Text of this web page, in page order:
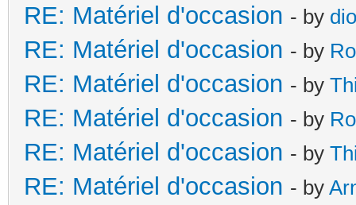
RE: Matériel d'occasion - by
RE: Matériel d'occasion - by
RE: Matériel d'occasion - by
RE: Matériel d'occasion - by
RE: Matériel d'occasion - by
RE: Matériel d'occasion - by